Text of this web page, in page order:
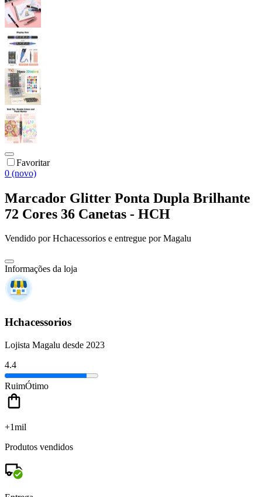
Favoritar
0 (novo)
Marcador Glitter Ponta Dupla Brilhante
72 Cores 36 Canetas - HCH
Vendido porHchacessorios e entregue por Magalu
Informações da loja
Hchacessorios
Lojista Magalu desde 2023
4.4
RuimÓtimo
+1mil
Produtos vendidos